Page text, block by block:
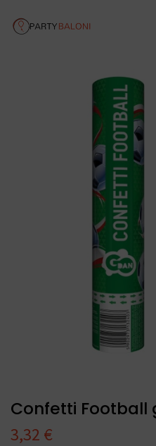
Confetti Football
3,32 €